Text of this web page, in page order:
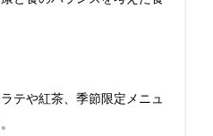
テや紅茶、季節限定メニュ